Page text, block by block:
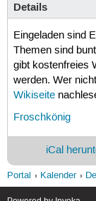
Details
Eingeladen sind
Themen sind
gibt kostenfreies
werden. Wer
Wikiseite
Froschkönig
iCal
Portal Kalender